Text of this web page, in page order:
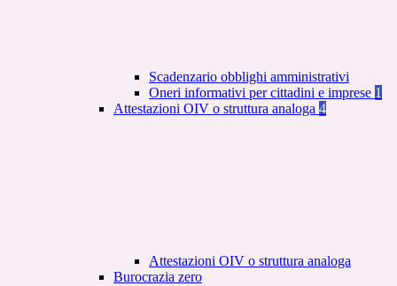
Scadenzario obblighi amministrativi
Oneri informativi per cittadini e imprese 1
Attestazioni OIV o struttura analoga 4
Attestazioni OIV o struttura analoga
Burocrazia zero